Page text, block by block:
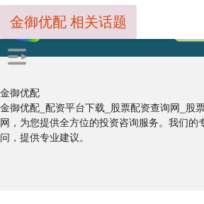
金御优配
金御优配_配资平台下载_股票配资查询网_股
网，为您提供全方位的投资咨询服务。我们的
问，提供专业建议。
金御优配 相关话题